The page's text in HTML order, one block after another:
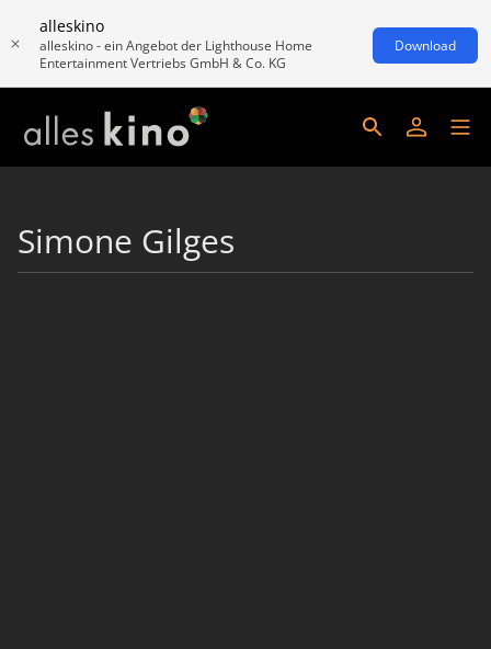
alleskino
alleskino - ein Angebot der Lighthouse Home
Entertainment Vertriebs GmbH & Co. KG
Download
Simone Gilges